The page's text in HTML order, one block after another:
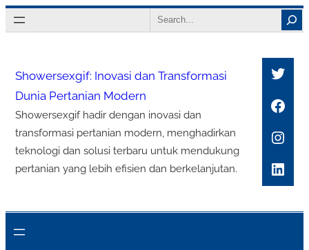
Lewati
ke
Search
Showersexgif: Inovasi dan Transformasi
Dunia Pertanian Modern
Showersexgif hadir dengan inovasi dan
transformasi pertanian modern, menghadirkan
teknologi dan solusi terbaru untuk mendukung
pertanian yang lebih efisien dan berkelanjutan.